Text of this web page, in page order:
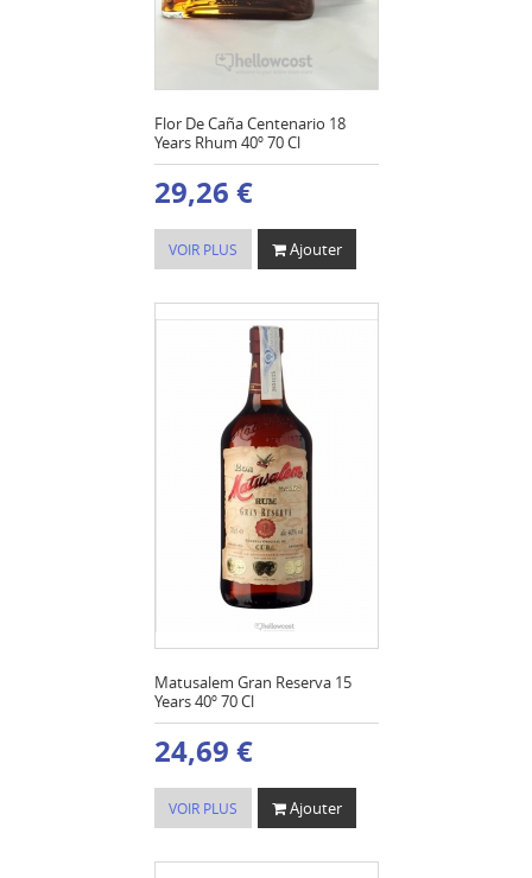
Flor De Caña Centenario 18
Years Rhum 40º 70 Cl
29,26 €
VOIR PLUS Ajouter
Matusalem Gran Reserva 15
Years 40º 70 Cl
24,69 €
VOIR PLUS Ajouter